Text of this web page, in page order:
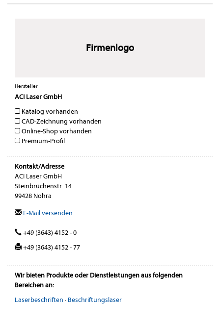
Firmenlogo
Hersteller
ACI Laser GmbH
Katalog vorhanden
CAD-Zeichnung vorhanden
Online-Shop vorhanden
Premium-Profil
Kontakt/Adresse
ACI Laser GmbH
Steinbrüchenstr. 14
99428 Nohra
E-Mail versenden
+49 (3643) 4152 - 0
+49 (3643) 4152 - 77
Wir bieten Produkte oder Dienstleistungen aus folgenden
Bereichen an:
Laserbeschriften · Beschriftungslaser